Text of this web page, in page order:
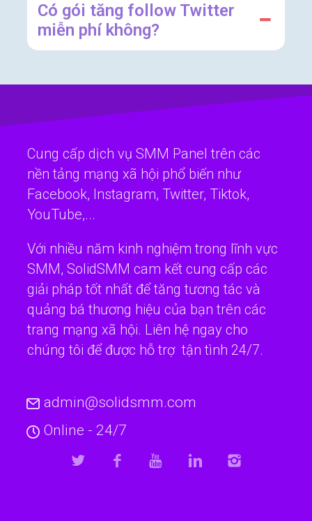
Có gói tăng follow Twitter
miễn phí không?
Cung cấp dịch vụ SMM Panel trên các
nền tảng mạng xã hội phổ biến như
Facebook, Instagram, Twitter, Tiktok,
YouTube,...
Với nhiều năm kinh nghiệm trong lĩnh vực
SMM, SolidSMM cam kết cung cấp các
giải pháp tốt nhất để tăng tương tác và
quảng bá thương hiệu của bạn trên các
trang mạng xã hội. Liên hệ ngay cho
chúng tôi để được hỗ trợ tận tình 24/7.
admin@solidsmm.com
Online - 24/7